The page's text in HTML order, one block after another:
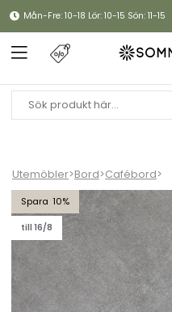
Mån-Fre: 10-18 Lör: 10-15 Sön: 11-15
Utemöbler>Bord>Cafébord>
10
till 16/8
Bistro laminatskiva 70x70